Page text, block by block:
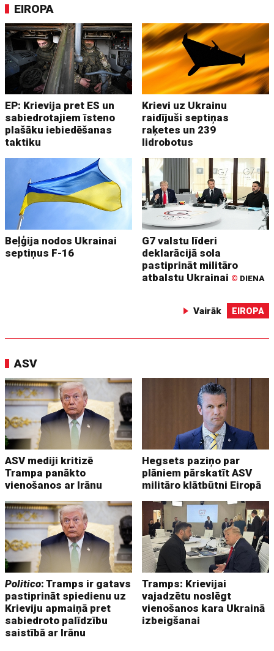
EIROPA
EP: Krievija pret ES un
sabiedrotajiem īsteno
plašāku iebiedēšanas
taktiku
Krievi uz Ukrainu
raidījuši septiņas
raķetes un 239
lidrobotus
Beļģija nodos Ukrainai
septiņus F-16
G7 valstu līderi
deklarācijā sola
pastiprināt militāro
atbalstu Ukrainai © DIENA
Vairāk EIROPA
ASV
ASV mediji kritizē
Trampa panākto
vienošanos ar Irānu
Hegsets paziņo par
plāniem pārskatīt ASV
militāro klātbūtni Eiropā
Politico: Tramps ir gatavs
pastiprināt spiedienu uz
Krieviju apmaiņā pret
sabiedroto palīdzību
saistībā ar Irānu
Tramps: Krievijai
vajadzētu noslēgt
vienošanos kara Ukrainā
izbeigšanai